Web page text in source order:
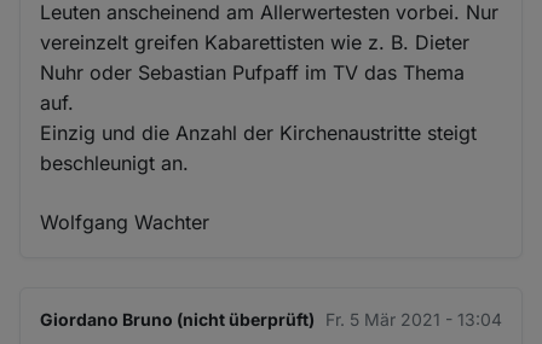
Leuten anscheinend am Allerwertesten vorbei. Nur
vereinzelt greifen Kabarettisten wie z. B. Dieter
Nuhr oder Sebastian Pufpaff im TV das Thema
auf.
Einzig und die Anzahl der Kirchenaustritte steigt
beschleunigt an.
Wolfgang Wachter
Giordano Bruno (nicht überprüft) Fr. 5 Mär 2021 - 13:04